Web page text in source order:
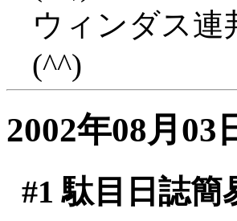
ウィンダス連
(^^)
2002年08月03
#1 駄目日誌簡